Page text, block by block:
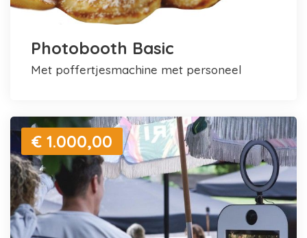
Photobooth Basic
met poffertjesmachine met personeel
€ 1.000,00